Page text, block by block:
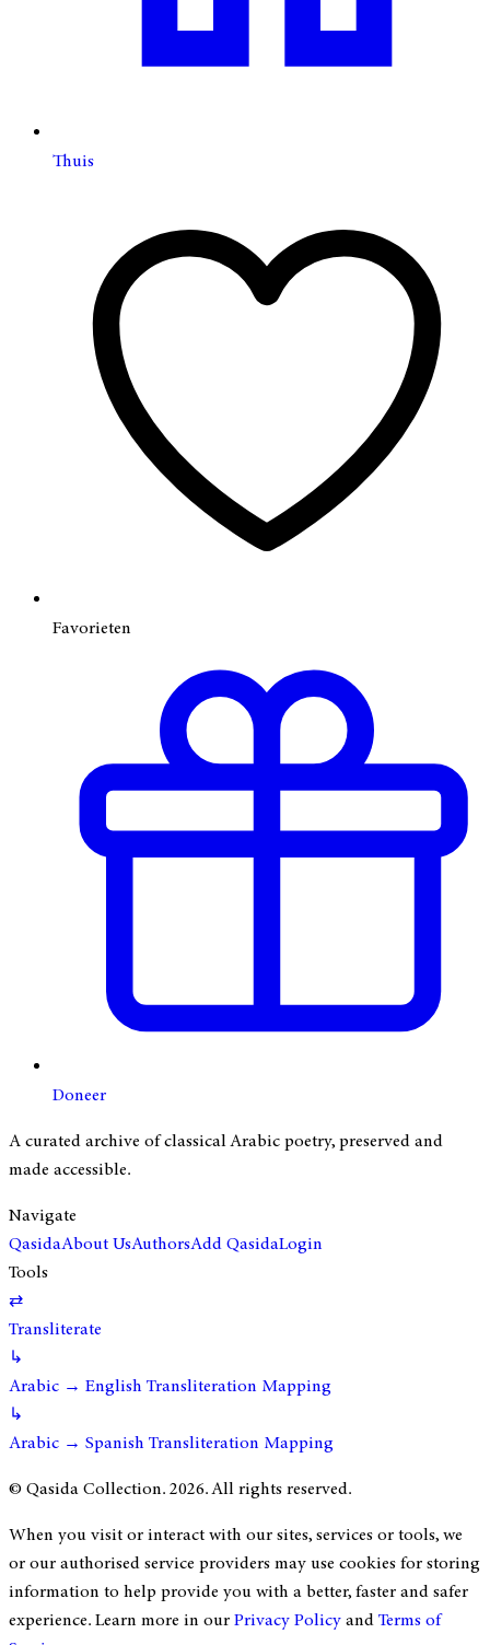
Thuis
Favorieten
Doneer
A curated archive of classical Arabic poetry, preserved and
made accessible.
Navigate
QasidaAbout UsAuthorsAdd QasidaLogin
Tools
⇄
Transliterate
↳
Arabic → English Transliteration Mapping
↳
Arabic → Spanish Transliteration Mapping
© Qasida Collection.2026. All rights reserved.
When you visit or interact with our sites, services or tools, we
or our authorised service providers may use cookies for storing
information to help provide you with a better, faster and safer
experience. Learn more in ourPrivacy PolicyandTerms of